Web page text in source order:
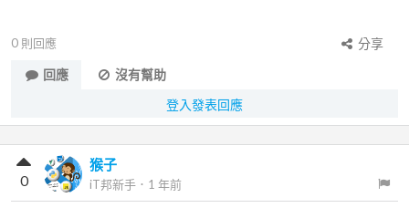
0 則回應
分享
回應
沒有幫助
登入發表回應
猴子
iT邦新手 ． 1 年前
0